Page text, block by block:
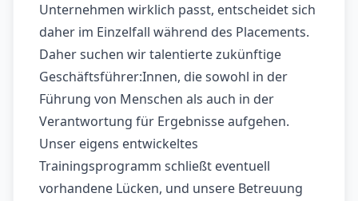
Unternehmen wirklich passt, entscheidet sich
daher im Einzelfall während des Placements.
Daher suchen wir talentierte zukünftige
Geschäftsführer:Innen, die sowohl in der
Führung von Menschen als auch in der
Verantwortung für Ergebnisse aufgehen.
Unser eigens entwickeltes
Trainingsprogramm schließt eventuell
vorhandene Lücken, und unsere Betreuung